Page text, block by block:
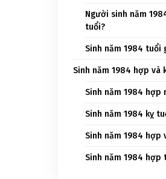
Người sinh năm
tuổi?
Sinh năm 1984 tuổi
Sinh năm 1984 hợp và
Sinh năm 1984 hợp
Sinh năm 1984 kỵ
Sinh năm 1984 hợp
Sinh năm 1984 hợp